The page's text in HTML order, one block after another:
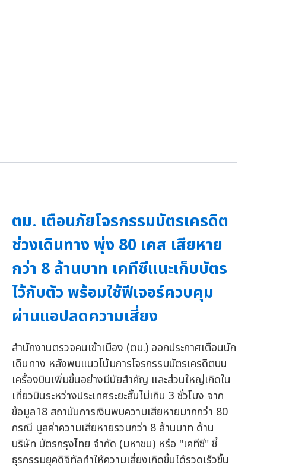
ตม. เตือนภัยโจรกรรมบัตรเครดิต
ช่วงเดินทาง พุ่ง 80 เคส เสียหาย
กว่า 8 ล้านบาท เคทีซีแนะเก็บบัตร
ไว้กับตัว พร้อมใช้ฟีเจอร์ควบคุม
ผ่านแอปลดความเสี่ยง
สำนักงานตรวจคนเข้าเมือง (ตม.) ออกประกาศเตือนนัก
เดินทาง หลังพบแนวโน้มการโจรกรรมบัตรเครดิตบน
เครื่องบินเพิ่มขึ้นอย่างมีนัยสำคัญ และส่วนใหญ่เกิดใน
เที่ยวบินระหว่างประเทศระยะสั้นไม่เกิน 3 ชั่วโมง จาก
ข้อมูล18 สถาบันการเงินพบความเสียหายมากกว่า 80
กรณี มูลค่าความเสียหายรวมกว่า 8 ล้านบาท ด้าน
บริษัท บัตรกรุงไทย จำกัด (มหาชน) หรือ "เคทีซี" ชี้
ธุรกรรมยุคดิจิทัลทำให้ความเสี่ยงเกิดขึ้นได้รวดเร็วขึ้น